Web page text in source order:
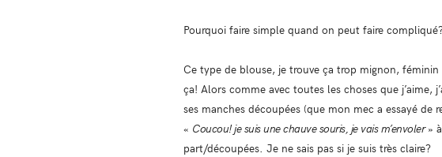
Pourquoi faire simple quand on peut faire
Ce type de blouse, je trouve ça trop mignon,
ça! Alors comme avec toutes les choses que
ses manches découpées (que mon mec a essayé
« Coucou! je suis une chauve souris, je vais m’envoler»
part/découpées. Je ne sais pas si je suis très claire?